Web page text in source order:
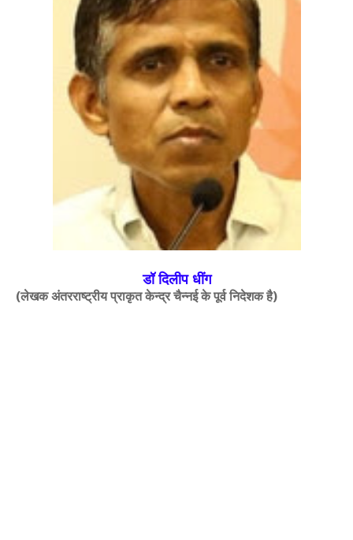
डॉ दिलीप धींग
(लेखक अंतरराष्ट्रीय प्राकृत केन्द्र चैन्नई केपूर्व निदेशक है)